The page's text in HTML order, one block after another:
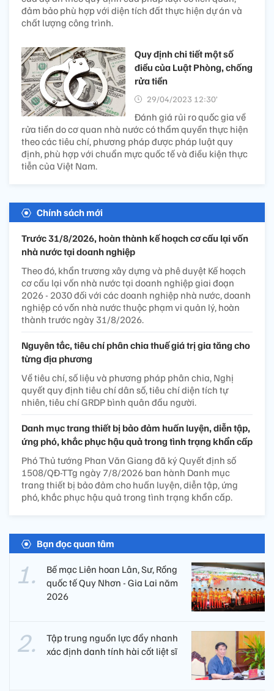
đảm bảo phù hợp với diện tích đất thực hiện dự án và
chất lượng công trình.
Quy định chi tiết một số
điều của Luật Phòng, chống
rửa tiền
29/04/2023 12:30’
Đánh giá rủi ro quốc gia về
rửa tiền do cơ quan nhà nước có thẩm quyền thực hiện
theo các tiêu chí, phương pháp được pháp luật quy
định, phù hợp với chuẩn mực quốc tế và điều kiện thực
tiễn của Việt Nam.
Chính sách mới
Trước 31/8/2026, hoàn thành kế hoạch cơ cấu lại vốn
nhà nước tại doanh nghiệp
Theo đó, khẩn trương xây dựng và phê duyệt Kế hoạch
cơ cấu lại vốn nhà nước tại doanh nghiệp giai đoạn
2026 - 2030 đối với các doanh nghiệp nhà nước, doanh
nghiệp có vốn nhà nước thuộc phạm vi quản lý, hoàn
thành trước ngày 31/8/2026.
Nguyên tắc, tiêu chí phân chia thuế giá trị gia tăng cho
từng địa phương
Về tiêu chí, số liệu và phương pháp phân chia, Nghị
quyết quy định tiêu chí dân số, tiêu chí diện tích tự
nhiên, tiêu chí GRDP bình quân đầu người.
Danh mục trang thiết bị bảo đảm huấn luyện, diễn tập,
ứng phó, khắc phục hậu quả trong tình trạng khẩn cấp
Phó Thủ tướng Phan Văn Giang đã ký Quyết định số
1508/QĐ-TTg ngày 7/8/2026 ban hành Danh mục
trang thiết bị bảo đảm cho huấn luyện, diễn tập, ứng
phó, khắc phục hậu quả trong tình trạng khẩn cấp.
Bạn đọc quan tâm
Bế mạc Liên hoan Lân, Sư, Rồng
quốc tế Quy Nhơn - Gia Lai năm
2026
Tập trung nguồn lực đẩy nhanh
xác định danh tính hài cốt liệt sĩ